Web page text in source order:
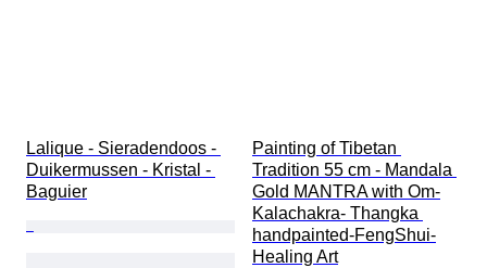
Lalique - Sieradendoos -
Duikermussen - Kristal -
Baguier
Painting of Tibetan
Tradition 55 cm - Mandala
Gold MANTRA with Om-
Kalachakra- Thangka
handpainted-FengShui-
Healing Art